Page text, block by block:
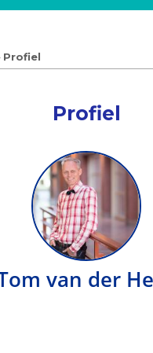
Profiel
Profiel
van der